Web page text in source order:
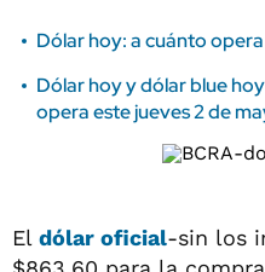
Dólar hoy: a cuánto
Dólar hoy y dólar blue
opera este jueves 2 de
El dólar oficial-sin los